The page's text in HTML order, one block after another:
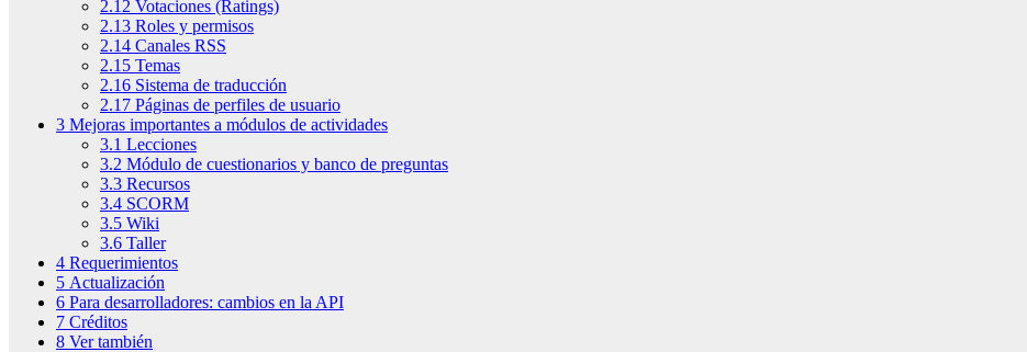
2.12 Votaciones (Ratings)
2.13 Roles y permisos
2.14 Canales RSS
2.15 Temas
2.16 Sistema de traducción
2.17 Páginas de perfiles de usuario
3 Mejoras importantes a módulos de actividades
3.1 Lecciones
3.2 Módulo de cuestionarios y banco de preguntas
3.3 Recursos
3.4 SCORM
3.5 Wiki
3.6 Taller
4 Requerimientos
5 Actualización
6 Para desarrolladores: cambios en la API
7 Créditos
8 Ver también